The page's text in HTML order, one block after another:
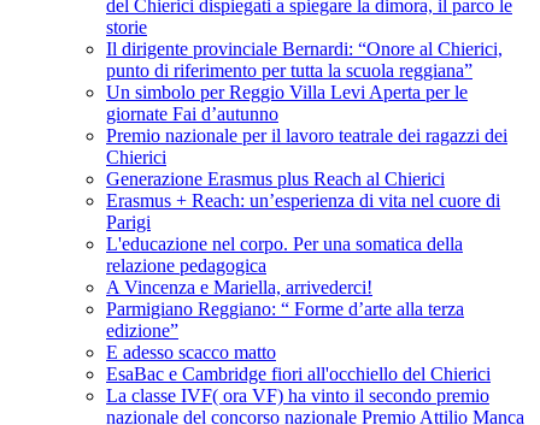
del Chierici dispiegati a spiegare la dimora, il parco le
storie
Il dirigente provinciale Bernardi: “Onore al Chierici,
punto di riferimento per tutta la scuola reggiana”
Un simbolo per Reggio Villa Levi Aperta per le
giornate Fai d’autunno
Premio nazionale per il lavoro teatrale dei ragazzi dei
Chierici
Generazione Erasmus plus Reach al Chierici
Erasmus + Reach: un’esperienza di vita nel cuore di
Parigi
L'educazione nel corpo. Per una somatica della
relazione pedagogica
A Vincenza e Mariella, arrivederci!
Parmigiano Reggiano: “ Forme d’arte alla terza
edizione”
E adesso scacco matto
EsaBac e Cambridge fiori all'occhiello del Chierici
La classe IVF( ora VF) ha vinto il secondo premio
nazionale del concorso nazionale Premio Attilio Manca